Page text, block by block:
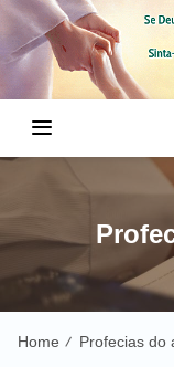
Home / Profecias do